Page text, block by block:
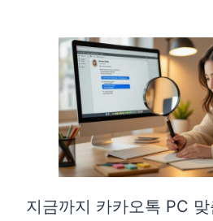
지금까지 카카오톡 PC